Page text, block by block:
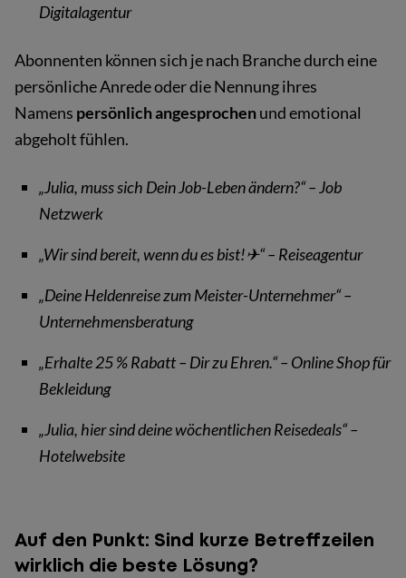
Digitalagentur
Abonnenten können sich je nach Branche durch eine
persönliche Anrede oder die Nennung ihres
Namens persönlich angesprochenund emotional
abgeholt fühlen.
„Julia, muss sich Dein Job-Leben ändern?“ – Job
Netzwerk
„Wir sind bereit, wenn du es bist!✈“ – Reiseagentur
„Deine Heldenreise zum Meister-Unternehmer“ –
Unternehmensberatung
„Erhalte 25 % Rabatt – Dir zu Ehren.“ – Online Shop für
Bekleidung
„Julia, hier sind deine wöchentlichen Reisedeals“ –
Hotelwebsite
Auf den Punkt: Sind kurze Betreffzeilen
wirklich die beste Lösung?